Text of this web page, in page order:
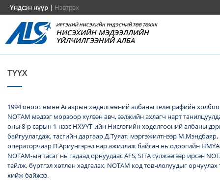
Үндсэн нүүр | Нэвтрэх
ИРГЭНИЙ НИСЭХИЙН ҮНДЭСНИЙ ТӨВ ТӨХХК
НИСЭХИЙН МЭДЭЭЛЛИЙН
ҮЙЛЧИЛГЭЭНИЙ АЛБА
ТҮҮХ
1994 оноос өмнө Агаарын хөдөлгөөний албаны телеграфийн
NОТАМ мэдээг морзоор хүлээн авч, ээлжийн ахлагч нарт
оны 8-р сарын 1-нээс НХУҮТ-ийн Нислэгийн хөдөлгөөний албаны
байгуулагдаж, тасгийн даргаар Д.Туяат, мэргэжилтнээр
операторчаар П.Ариунгэрэл нар ажиллаж байсан нь одоогийн
NOTAM-ын тасаг нь гадаад орнуудаас AFS, SITA сүлжээгээр ирсэн
тайлж, бүртгэл хөтлөн хадгалах, NОТАМ код товчлолуудыг
хийж байжээ.